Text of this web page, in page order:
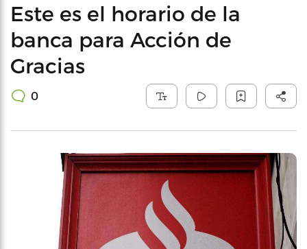
Este es el horario de la
banca para Acción de
Gracias
0